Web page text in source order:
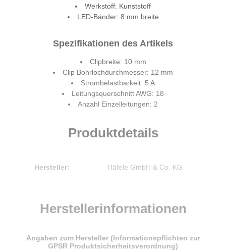
Werkstoff: Kunststoff
LED-Bänder: 8 mm breite
Spezifikationen des Artikels
Clipbreite: 10 mm
Clip Bohrlochdurchmesser: 12 mm
Strombelastbarkeit: 5 A
Leitungsquerschnitt AWG: 18
Anzahl Einzelleitungen: 2
Produktdetails
Hersteller: Häfele GmbH & Co. KG
Herstellerinformationen
Angaben zum Hersteller (Informationspflichten zur
GPSR Produktsicherheitsverordnung)